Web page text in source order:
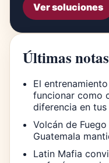
Ver soluciones
Últimas notas
El
funcionar como
diferencia en
Volcán de
Guatemala
Latin Mafia